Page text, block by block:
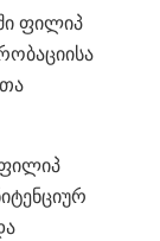
ფილიპ